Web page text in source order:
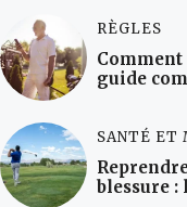
RÈGLES
guide
SANTÉ ET
blessure :